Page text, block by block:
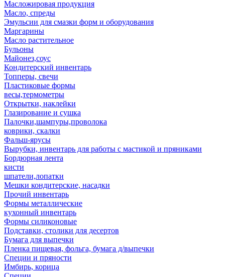
Масложировая продукция
Масло, спреды
Эмульсии для смазки форм и оборудования
Маргарины
Масло растительное
Бульоны
Майонез,соус
Кондитерский инвентарь
Топперы, свечи
Пластиковые формы
весы,термометры
Открытки, наклейки
Глазирование и сушка
Палочки,шампуры,проволока
коврики, скалки
Фальш-ярусы
Вырубки, инвентарь для работы с мастикой и пряниками
Бордюрная лента
кисти
шпатели,лопатки
Мешки кондитерские, насадки
Прочий инвентарь
Формы металлические
кухонный инвентарь
Формы силиконовые
Подставки, столики для десертов
Бумага для выпечки
Пленка пищевая, фольга, бумага д/выпечки
Специи и пряности
Имбирь, корица